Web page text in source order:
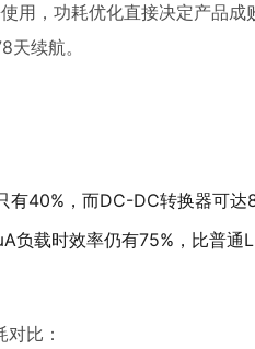
用，功耗优化直接决定产品
续航。
有40%，而DC-DC转换器可达
负载时效率仍有75%，比普通
比：